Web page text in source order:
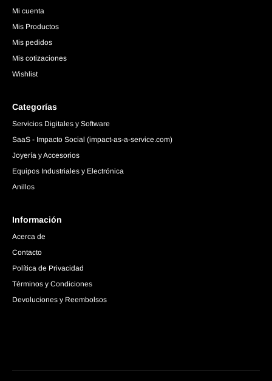
Mi cuenta
Mis Productos
Mis pedidos
Mis cotizaciones
Wishlist
Categorías
Servicios Digitales y Software
SaaS - Impacto Social (impact-as-a-service.com)
Joyería y Accesorios
Equipos Industriales y Electrónica
Anillos
Información
Acerca de
Contacto
Política de Privacidad
Términos y Condiciones
Devoluciones y Reembolsos